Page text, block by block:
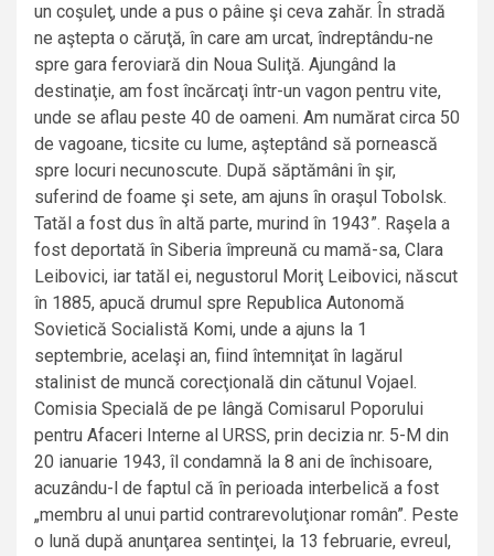
un coşuleţ, unde a pus o pâine şi ceva zahăr. În stradă
ne aştepta o căruţă, în care am urcat, îndreptându-ne
spre gara feroviară din Noua Suliţă. Ajungând la
destinaţie, am fost încărcaţi într-un vagon pentru vite,
unde se aflau peste 40 de oameni. Am numărat circa 50
de vagoane, ticsite cu lume, aşteptând să pornească
spre locuri necunoscute. După săptămâni în şir,
suferind de foame şi sete, am ajuns în oraşul Tobolsk.
Tatăl a fost dus în altă parte, murind în 1943”. Raşela a
fost deportată în Siberia împreună cu mamă-sa, Clara
Leibovici, iar tatăl ei, negustorul Moriţ Leibovici, născut
în 1885, apucă drumul spre Republica Autonomă
Sovietică Socialistă Komi, unde a ajuns la 1
septembrie, acelaşi an, fiind întemniţat în lagărul
stalinist de muncă corecţională din cătunul Vojael.
Comisia Specială de pe lângă Comisarul Poporului
pentru Afaceri Interne al URSS, prin decizia nr. 5-M din
20 ianuarie 1943, îl condamnă la 8 ani de închisoare,
acuzându-l de faptul că în perioada interbelică a fost
„membru al unui partid contrarevoluţionar român”. Peste
o lună după anunţarea sentinţei, la 13 februarie, evreul,